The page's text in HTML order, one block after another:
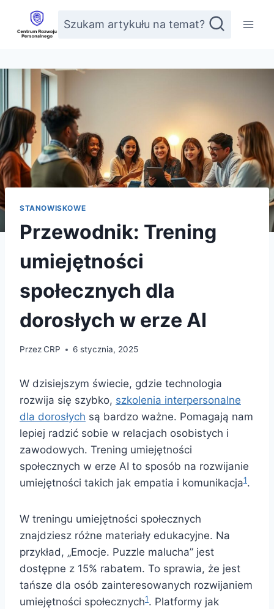
Przejdź
treści
Szukam artykułu na temat?
STANOWISKOWE
Przewodnik: Trening
umiejętności
społecznych dla
dorosłych w erze AI
PrzezCRP 6 stycznia, 2025
W dzisiejszym świecie, gdzie technologia
rozwija się szybko, szkolenia interpersonalne
dla dorosłych są bardzo ważne. Pomagają nam
lepiej radzić sobie w relacjach osobistych i
zawodowych. Trening umiejętności
społecznych w erze AI to sposób na rozwijanie
umiejętności takich jak empatia i komunikacja1.
W treningu umiejętności społecznych
znajdziesz różne materiały edukacyjne. Na
przykład, „Emocje. Puzzle malucha” jest
dostępne z 15% rabatem. To sprawia, że jest
tańsze dla osób zainteresowanych rozwijaniem
umiejętności społecznych1. Platformy jak